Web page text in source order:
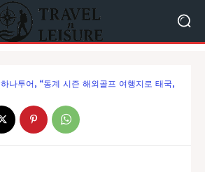
하나투어, “동계 시즌 해외골프 여행지로 태국,